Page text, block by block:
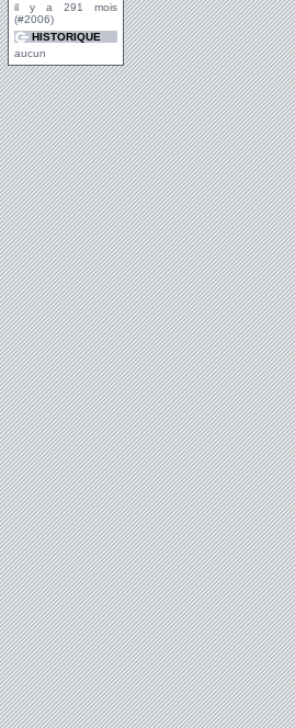
il y a 291 mois
(#2006)
HISTORIQUE
aucun